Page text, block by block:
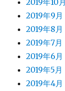
2019年10月
2019年9月
2019年8月
2019年7月
2019年6月
2019年5月
2019年4月